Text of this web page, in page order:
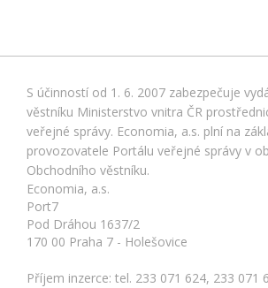
S účinností od 1. 6. 2007 zabezpečuje
věstníku Ministerstvo vnitra ČR
veřejné správy. Economia, a.s. plní na
provozovatele Portálu veřejné správy v
Obchodního věstníku.
Economia, a.s.
Port7
Pod Dráhou 1637/2
170 00 Praha 7 - Holešovice
Příjem inzerce: tel. 233 071 624, 233 071